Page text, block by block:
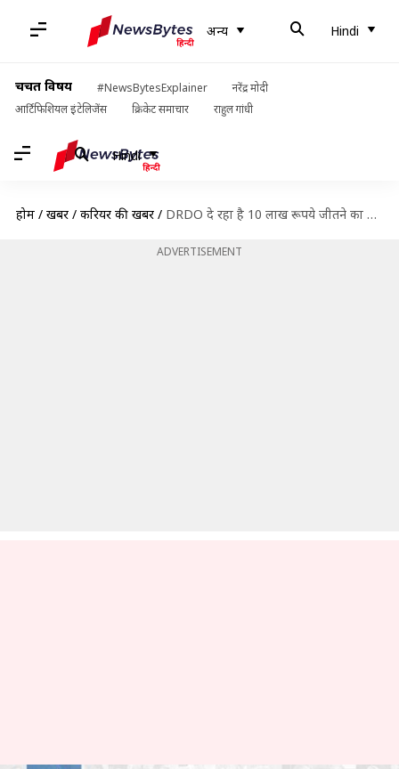
अन्य Hindi
चर्चित विषय #NewsBytesExplainer
नरेंद्र मोदी
आर्टिफिशियल इंटेलिजेंस
क्रिकेट समाचार राहुल गांधी
Hindi
होम / खबरें / करियर की खबरें / DRDO दे रहा है 10 लाख रूपये जीतने का मौका, ऐसे करें आवेदन
ADVERTISEMENT